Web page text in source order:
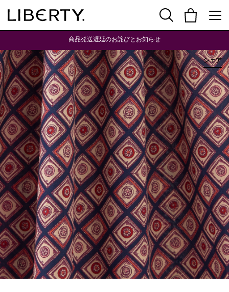
商品発送遅延のお詫びとお知らせ
シェア